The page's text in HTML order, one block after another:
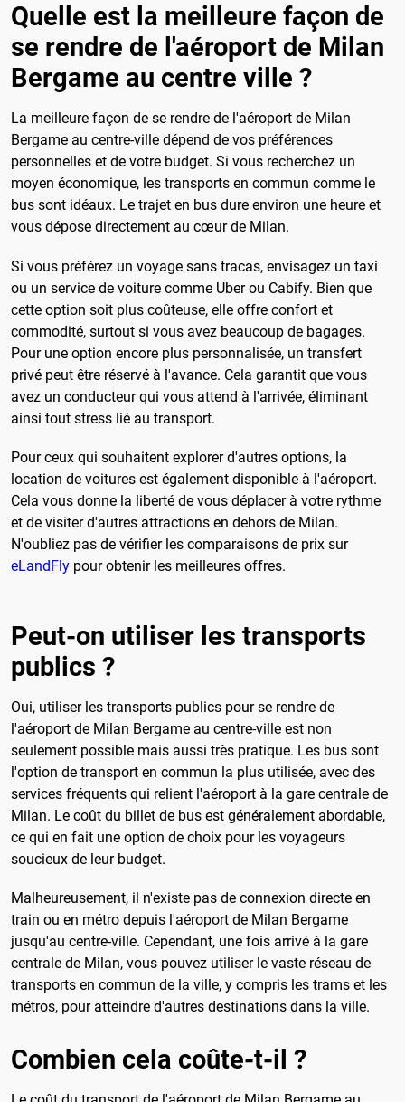
Quelle est la meilleure façon de
se rendre de l'aéroport de Milan
Bergame au centre ville ?
La meilleure façon de se rendre de l'aéroport de Milan
Bergame au centre-ville dépend de vos préférences
personnelles et de votre budget. Si vous recherchez un
moyen économique, les transports en commun comme le
bus sont idéaux. Le trajet en bus dure environ une heure et
vous dépose directement au cœur de Milan.
Si vous préférez un voyage sans tracas, envisagez un taxi
ou un service de voiture comme Uber ou Cabify. Bien que
cette option soit plus coûteuse, elle offre confort et
commodité, surtout si vous avez beaucoup de bagages.
Pour une option encore plus personnalisée, un transfert
privé peut être réservé à l'avance. Cela garantit que vous
avez un conducteur qui vous attend à l'arrivée, éliminant
ainsi tout stress lié au transport.
Pour ceux qui souhaitent explorer d'autres options, la
location de voitures est également disponible à l'aéroport.
Cela vous donne la liberté de vous déplacer à votre rythme
et de visiter d'autres attractions en dehors de Milan.
N'oubliez pas de vérifier les comparaisons de prix sur
eLandFly pour obtenir les meilleures offres.
Peut-on utiliser les transports
publics ?
Oui, utiliser les transports publics pour se rendre de
l'aéroport de Milan Bergame au centre-ville est non
seulement possible mais aussi très pratique. Les bus sont
l'option de transport en commun la plus utilisée, avec des
services fréquents qui relient l'aéroport à la gare centrale de
Milan. Le coût du billet de bus est généralement abordable,
ce qui en fait une option de choix pour les voyageurs
soucieux de leur budget.
Malheureusement, il n'existe pas de connexion directe en
train ou en métro depuis l'aéroport de Milan Bergame
jusqu'au centre-ville. Cependant, une fois arrivé à la gare
centrale de Milan, vous pouvez utiliser le vaste réseau de
transports en commun de la ville, y compris les trams et les
métros, pour atteindre d'autres destinations dans la ville.
Combien cela coûte-t-il ?